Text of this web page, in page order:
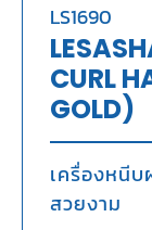
LS1690
CURL
GOLD)
เครื่องหนี
สวยงาม